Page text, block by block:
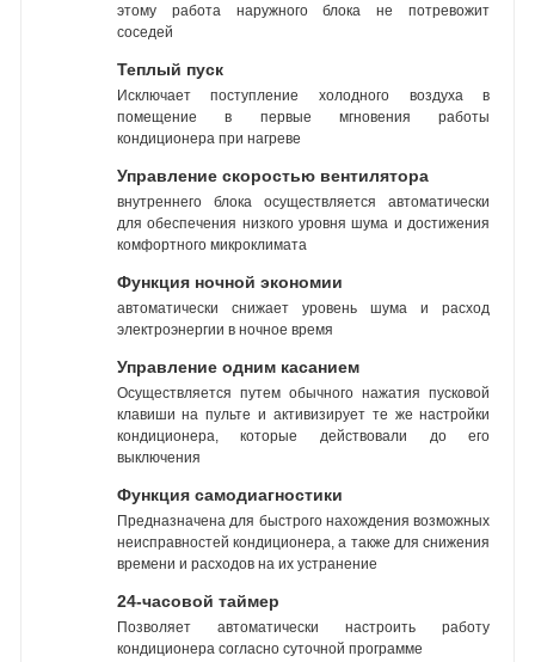
этому работа наружного блока не потревожит
соседей
Теплый пуск
Исключает поступление холодного воздуха в
помещение в первые мгновения работы
кондиционера при нагреве
Управление скоростью вентилятора
внутреннего блока осуществляется автоматически
для обеспечения низкого уровня шума и достижения
комфортного микроклимата
Функция ночной экономии
автоматически снижает уровень шума и расход
электроэнергии в ночное время
Управление одним касанием
Осуществляется путем обычного нажатия пусковой
клавиши на пульте и активизирует те же настройки
кондиционера, которые действовали до его
выключения
Функция самодиагностики
Предназначена для быстрого нахождения возможных
неисправностей кондиционера, а также для снижения
времени и расходов на их устранение
24-часовой таймер
Позволяет автоматически настроить работу
кондиционера согласно суточной программе